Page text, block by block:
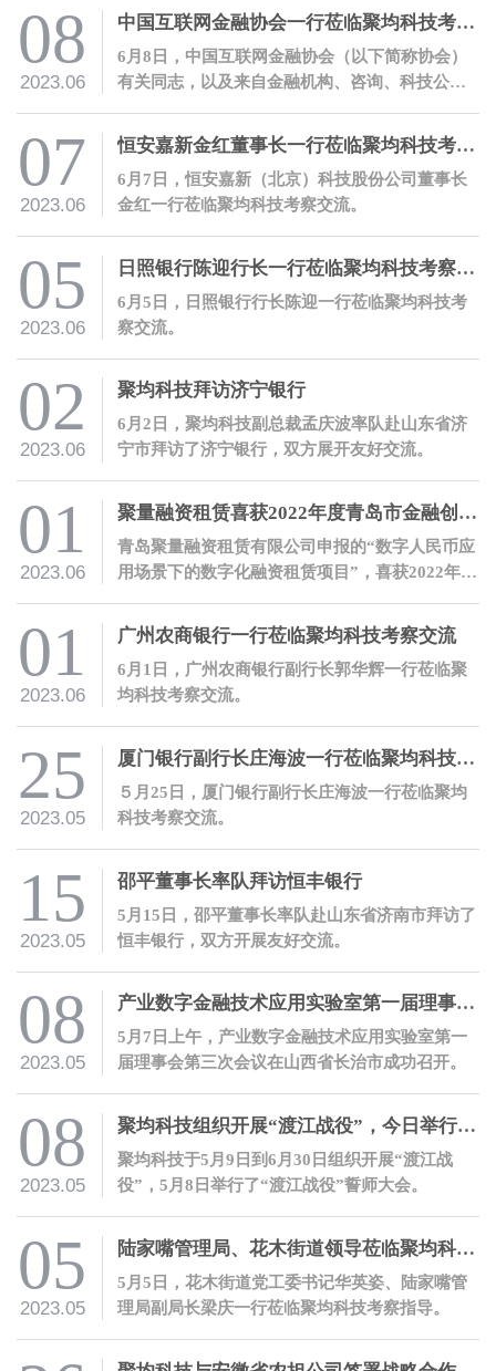
08
2023.06
中国互联网金融协会一行莅临聚均科技考察交流，并开展会员服务活动
6月8日，中国互联网金融协会（以下简称协会）
有关同志，以及来自金融机构、咨询、科技公司
研交流。
07
2023.06
恒安嘉新金红董事长一行莅临聚均科技考察交流
6月7日，恒安嘉新（北京）科技股份公司董事长
金红一行莅临聚均科技考察交流。
05
2023.06
日照银行陈迎行长一行莅临聚均科技考察交流
6月5日，日照银行行长陈迎一行莅临聚均科技考
察交流。
02
2023.06
聚均科技拜访济宁银行
6月2日，聚均科技副总裁孟庆波率队赴山东省济
宁市拜访了济宁银行，双方展开友好交流。
01
2023.06
聚量融资租赁喜获2022年度青岛市金融创新奖
青岛聚量融资租赁有限公司申报的“数字人民币应
用场景下的数字化融资租赁项目”，喜获2022年度
01
2023.06
广州农商银行一行莅临聚均科技考察交流
6月1日，广州农商银行副行长郭华辉一行莅临聚
均科技考察交流。
25
2023.05
厦门银行副行长庄海波一行莅临聚均科技考察交流
５月25日，厦门银行副行长庄海波一行莅临聚均
科技考察交流。
15
2023.05
邵平董事长率队拜访恒丰银行
5月15日，邵平董事长率队赴山东省济南市拜访了
恒丰银行，双方开展友好交流。
08
2023.05
产业数字金融技术应用实验室第一届理事会第三次会议成功召开
5月7日上午，产业数字金融技术应用实验室第一
届理事会第三次会议在山西省长治市成功召开。
08
2023.05
聚均科技组织开展“渡江战役”，今日举行誓师大会
聚均科技于5月9日到6月30日组织开展“渡江战
役”，5月8日举行了“渡江战役”誓师大会。
05
2023.05
陆家嘴管理局、花木街道领导莅临聚均科技考察指导
5月5日，花木街道党工委书记华英姿、陆家嘴管
理局副局长梁庆一行莅临聚均科技考察指导。